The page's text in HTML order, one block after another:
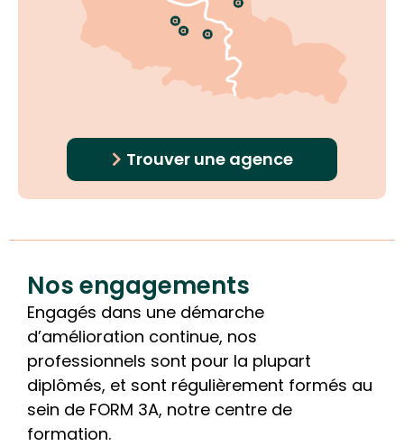
Trouver une agence
Nos engagements
Engagés dans une démarche
d’amélioration continue, nos
professionnels sont pour la plupart
diplômés, et sont régulièrement formés au
sein de FORM 3A, notre centre de
formation.